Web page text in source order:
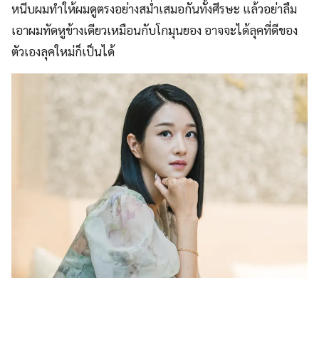
หนีบผมทำให้ผมดูตรงอย่างสม่ำเสมอกันทั้งศีรษะ แล้วอย่าลืม
เอาผมทัดหูข้างเดียวเหมือนกับโกมุนยอง อาจจะได้ลุคที่ดีของ
ตัวเองลุคใหม่ก็เป็นได้